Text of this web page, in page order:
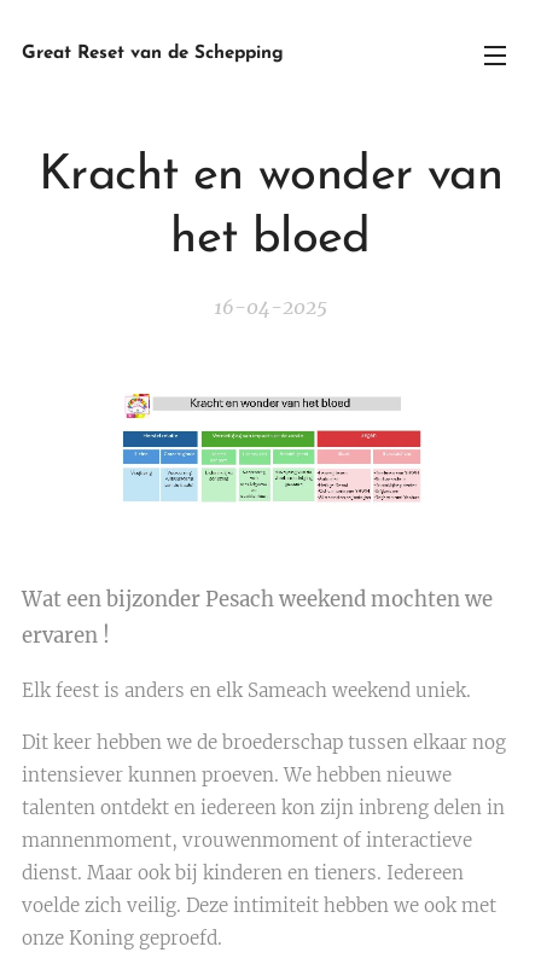
Great Reset van de Schepping
Kracht en wonder van
het bloed
16-04-2025
Wat een bijzonder Pesach weekend mochten we
ervaren !
Elk feest is anders en elk Sameach weekend uniek.
Dit keer hebben we de broederschap tussen elkaar nog
intensiever kunnen proeven. We hebben nieuwe
talenten ontdekt en iedereen kon zijn inbreng delen in
mannenmoment, vrouwenmoment of interactieve
dienst. Maar ook bij kinderen en tieners. Iedereen
voelde zich veilig. Deze intimiteit hebben we ook met
onze Koning geproefd.